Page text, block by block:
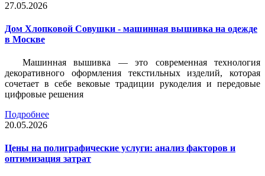
27.05.2026
Дом Хлопковой Совушки - машинная вышивка на одежде
в Москве
Машинная вышивка — это современная технология
декоративного оформления текстильных изделий, которая
сочетает в себе вековые традиции рукоделия и передовые
цифровые решения
Подробнее
20.05.2026
Цены на полиграфические услуги: анализ факторов и
оптимизация затрат